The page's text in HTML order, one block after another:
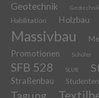
Geotechnik
Habilitation Holzbau
Massivbau
Promotionen Schüler
SFB 528 SLUB
Straßenbau Studenten